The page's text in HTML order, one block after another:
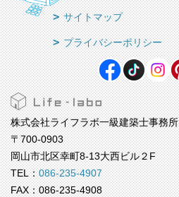
サイトマップ
プライバシーポリシー
株式会社ライフラボ一級建築士事務所
〒700-0903
岡山市北区幸町8-13大西ビル２F
TEL：086-235-4907
FAX：086-235-4908